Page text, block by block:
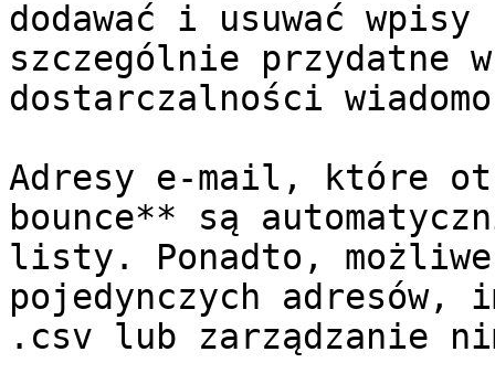
dodawać i usuwać
szczególnie przydatne
dostarczalności
Adresy e-mail, które
bounce** są
listy. Ponadto,
pojedynczych
.csv lub zarządzanie